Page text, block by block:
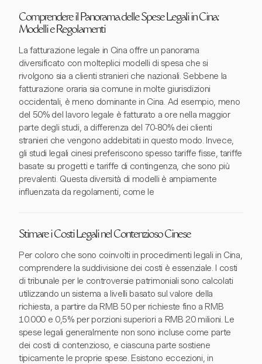
Comprendere il Panorama delle Spese Legali in Cina:
Modelli e Regolamenti
La fatturazione legale in Cina offre un panorama
diversificato con molteplici modelli di spesa che si
rivolgono sia a clienti stranieri che nazionali. Sebbene la
fatturazione oraria sia comune in molte giurisdizioni
occidentali, è meno dominante in Cina. Ad esempio, meno
del 50% del lavoro legale è fatturato a ore nella maggior
parte degli studi, a differenza del 70-80% dei clienti
stranieri che vengono addebitati in questo modo. Invece,
gli studi legali cinesi preferiscono spesso tariffe fisse, tariffe
basate su progetti e tariffe di contingenza, che sono più
prevalenti. Questa diversità di modelli è ampiamente
influenzata da regolamenti, come le
Stimare i Costi Legali nel Contenzioso Cinese
Per coloro che sono coinvolti in procedimenti legali in Cina,
comprendere la suddivisione dei costi è essenziale. I costi
di tribunale per le controversie patrimoniali sono calcolati
utilizzando un sistema a livelli basato sul valore della
richiesta, a partire da RMB 50 per richieste fino a RMB
10.000 e 0,5% per porzioni superiori a RMB 20 milioni. Le
spese legali generalmente non sono incluse come parte
dei costi di contenzioso, e ciascuna parte sostiene
tipicamente le proprie spese. Esistono eccezioni, in